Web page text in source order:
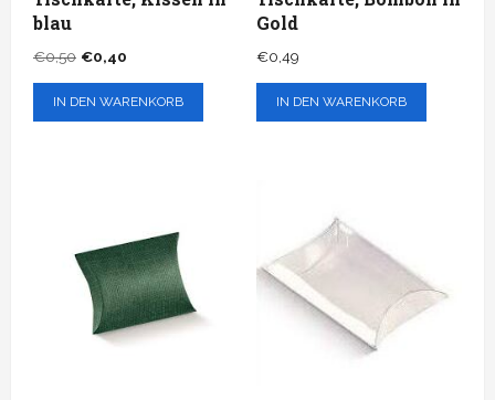
blau
€0,50 Ursprünglicher
Preis
war:
€0,40
Preis
ist:
IN DEN WARENKORB
Gold
€0,49
IN DEN WARENKORB